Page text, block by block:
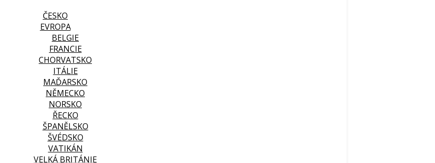
ČESKO
EVROPA
BELGIE
FRANCIE
CHORVATSKO
ITÁLIE
MAĎARSKO
NĚMECKO
NORSKO
ŘECKO
ŠPANĚLSKO
ŠVÉDSKO
VATIKÁN
VELKÁ BRITÁNIE